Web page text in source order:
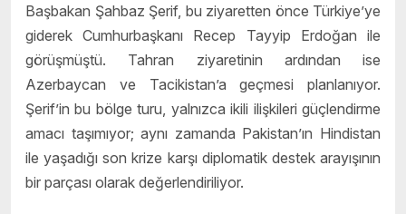
Başbakan Şahbaz Şerif, bu ziyaretten önce Türkiye’ye
giderek Cumhurbaşkanı Recep Tayyip Erdoğan ile
görüşmüştü. Tahran ziyaretinin ardından ise
Azerbaycan ve Tacikistan’a geçmesi planlanıyor.
Şerif’in bu bölge turu, yalnızca ikili ilişkileri güçlendirme
amacı taşımıyor; aynı zamanda Pakistan’ın Hindistan
ile yaşadığı son krize karşı diplomatik destek arayışının
bir parçası olarak değerlendiriliyor.